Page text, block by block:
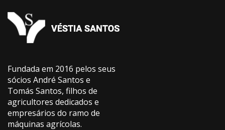
Fundada em 2016 pelos seus
sócios André Santos e
Tomás Santos, filhos de
agricultores dedicados e
empresários do ramo de
máquinas agrícolas.